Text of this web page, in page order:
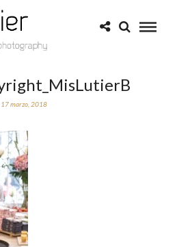
17 marzo, 2018